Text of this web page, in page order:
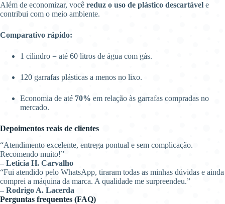
Além de economizar, você reduz o uso de plástico descartável e
contribui com o meio ambiente.
Comparativo rápido:
1 cilindro = até 60 litros de água com gás.
120 garrafas plásticas a menos no lixo.
Economia de até 70% em relação às garrafas compradas no
mercado.
Depoimentos reais de clientes
“Atendimento excelente, entrega pontual e sem complicação.
Recomendo muito!”
– Leticia H. Carvalho
“Fui atendido pelo WhatsApp, tiraram todas as minhas dúvidas e ainda
comprei a máquina da marca. A qualidade me surpreendeu.”
– Rodrigo A. Lacerda
Perguntas frequentes (FAQ)